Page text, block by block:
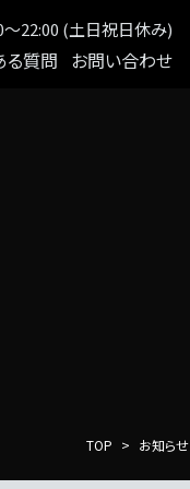
22:00 (土日祝日休み)
る質問 お問い合わせ
TOP お知らせ